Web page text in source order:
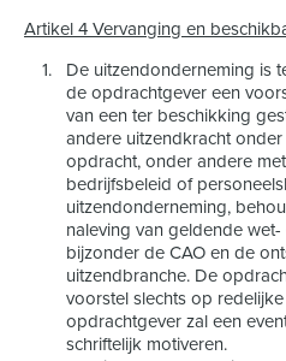
Artikel 4 Vervanging en
De uitzendonderneming is
de opdrachtgever een
van een ter beschikking
andere uitzendkracht
opdracht, onder andere
bedrijfsbeleid of
uitzendonderneming,
naleving van geldende
bijzonder de CAO en de
uitzendbranche. De
voorstel slechts op
opdrachtgever zal een
schriftelijk motiveren.